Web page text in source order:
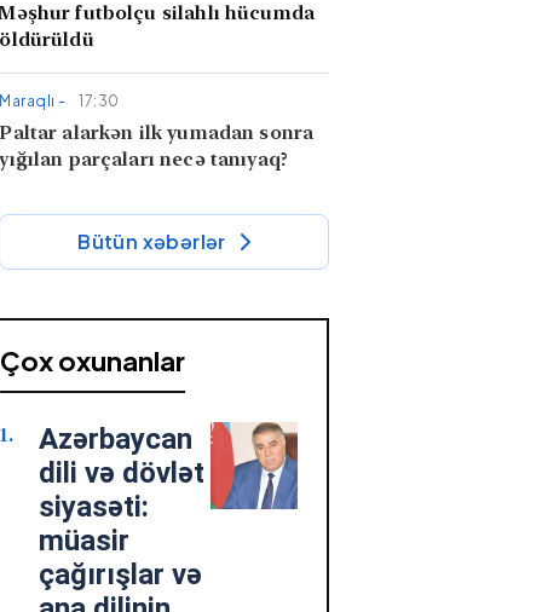
Məşhur futbolçu silahlı hücumda
öldürüldü
Maraqlı - 17:30
Paltar alarkən ilk yumadan sonra
yığılan parçaları necə tanıyaq?
Maraqlı - 17:05
Niyə bəzi günlər heç nə etmək
Cəmiyyət - 16:32
Müğənni Günelin 33 il əvvəlki
görüntüsü gündəm oldu - VİDEO
Cəmiyyət - 16:21
Məleykə Abbaszadə ixtisas seçimi
ilə bağlı danışdı - Yaxın günlərdə...
Elanlar - 15:44
Bütün xəbərlər
Çox oxunanlar
Azərbaycan
dili və dövlət
siyasəti:
müasir
çağırışlar və